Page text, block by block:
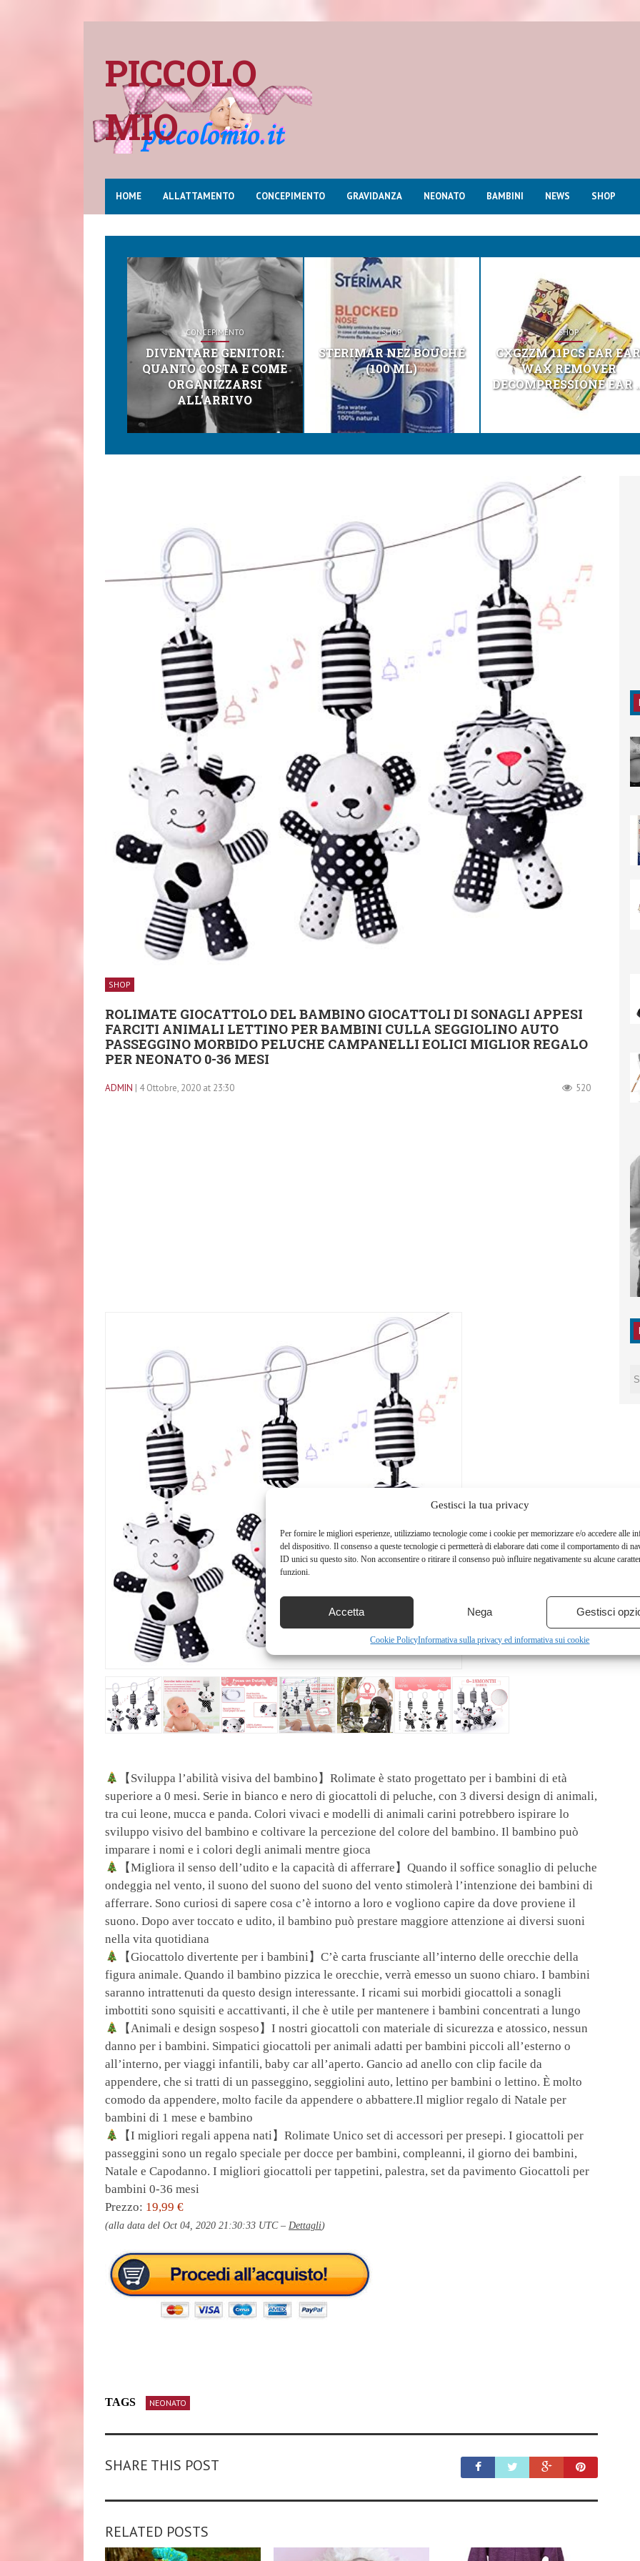
Gestisci la tua privacy
Per fornire le migliori esperienze, utilizziamo tecnologie come i cookie per memorizzare e/o accedere alle
del dispositivo. Il consenso a queste tecnologie ci permetterà di elaborare dati come il comportamento di
ID unici su questo sito. Non acconsentire o ritirare il consenso può influire negativamente su alcune
funzioni.
Accetta Nega Gestisci
Cookie PolicyInformativa sulla privacy ed informativa sui cookie
PICCOLO
MIO
HOME ALLATTAMENTO CONCEPIMENTO GRAVIDANZA NEONATO BAMBINI NEWS SHOP
CONCEPIMENTO
DIVENTARE GENITORI:
QUANTO COSTA E COME
ORGANIZZARSI
ALL’ARRIVO
SHOP
STERIMAR NEZ BOUCHÉ
(100 ML)
SHOP
CXGZZM 11PCS EAR
WAX REMOVER
DECOMPRESSIONE EAR
SHOP
ROLIMATE GIOCATTOLO DEL BAMBINO GIOCATTOLI DI SONAGLI APPESI
FARCITI ANIMALI LETTINO PER BAMBINI CULLA SEGGIOLINO AUTO
PASSEGGINO MORBIDO PELUCHE CAMPANELLI EOLICI MIGLIOR REGALO
PER NEONATO 0-36 MESI
ADMIN | 4 Ottobre, 2020 at 23:30 520
【Sviluppa l’abilità visiva del bambino】Rolimate è stato progettato per i bambini di età
superiore a 0 mesi. Serie in bianco e nero di giocattoli di peluche, con 3 diversi design di animali,
tra cui leone, mucca e panda. Colori vivaci e modelli di animali carini potrebbero ispirare lo
sviluppo visivo del bambino e coltivare la percezione del colore del bambino. Il bambino può
imparare i nomi e i colori degli animali mentre gioca
【Migliora il senso dell’udito e la capacità di afferrare】Quando il soffice sonaglio di peluche
ondeggia nel vento, il suono del suono del suono del vento stimolerà l’intenzione dei bambini di
afferrare. Sono curiosi di sapere cosa c’è intorno a loro e vogliono capire da dove proviene il
suono. Dopo aver toccato e udito, il bambino può prestare maggiore attenzione ai diversi suoni
nella vita quotidiana
【Giocattolo divertente per i bambini】C’è carta frusciante all’interno delle orecchie della
figura animale. Quando il bambino pizzica le orecchie, verrà emesso un suono chiaro. I bambini
saranno intrattenuti da questo design interessante. I ricami sui morbidi giocattoli a sonagli
imbottiti sono squisiti e accattivanti, il che è utile per mantenere i bambini concentrati a lungo
【Animali e design sospeso】I nostri giocattoli con materiale di sicurezza e atossico, nessun
danno per i bambini. Simpatici giocattoli per animali adatti per bambini piccoli all’esterno o
all’interno, per viaggi infantili, baby car all’aperto. Gancio ad anello con clip facile da
appendere, che si tratti di un passeggino, seggiolini auto, lettino per bambini o lettino. È molto
comodo da appendere, molto facile da appendere o abbattere.Il miglior regalo di Natale per
bambini di 1 mese e bambino
【I migliori regali appena nati】Rolimate Unico set di accessori per presepi. I giocattoli per
passeggini sono un regalo speciale per docce per bambini, compleanni, il giorno dei bambini,
Natale e Capodanno. I migliori giocattoli per tappetini, palestra, set da pavimento Giocattoli per
bambini 0-36 mesi
Prezzo: 19,99 €
(alla data del Oct 04, 2020 21:30:33 UTC – Dettagli)
TAGS NEONATO
SHARE THIS POST
RELATED POSTS